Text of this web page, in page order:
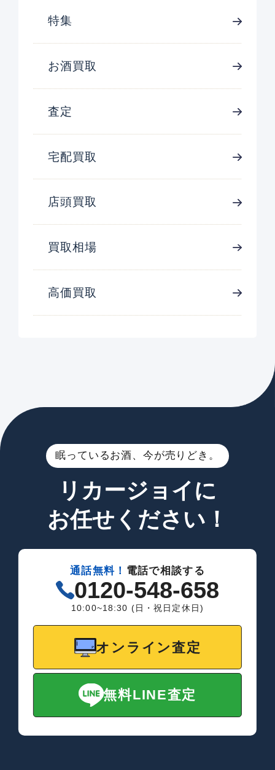
特集
お酒買取
査定
宅配買取
店頭買取
買取相場
高価買取
眠っているお酒、今が売りどき。
リカージョイに
お任せください！
通話無料！ 電話で相談する
0120-548-658
10:00~18:30 (日・祝日定休日)
オンライン査定
無料LINE査定